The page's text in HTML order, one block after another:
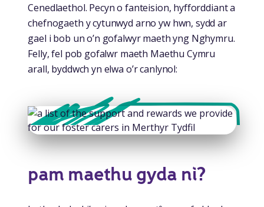
Cenedlaethol. Pecyn o fanteision, hyfforddiant a
chefnogaeth y cytunwyd arno yw hwn, sydd ar
gael i bob un o’n gofalwyr maeth yng Nghymru.
Felly, fel pob gofalwr maeth Maethu Cymru
arall, byddwch yn elwa o’r canlynol:
pam maethu gyda ni?